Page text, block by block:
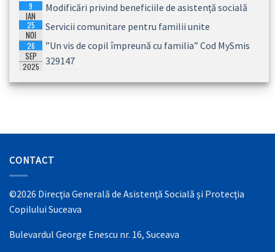
9
IAN
2026
Modificări privind beneficiile de asistență socială
25
NOI
2025
Servicii comunitare pentru familii unite
26
SEP
2025
”Un vis de copil împreună cu familia” Cod MySmis
329147
CONTACT
©2026 Direcţia Generală de Asistenţă Socială şi Protecţia
Copilului Suceava
Bulevardul George Enescu nr. 16, Suceava